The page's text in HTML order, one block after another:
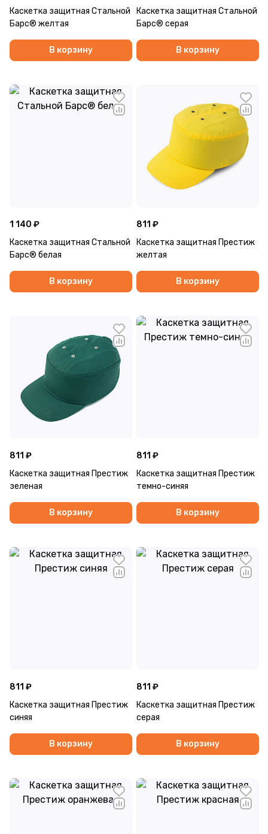
Каскетка защитная Стальной
Барс® желтая
В корзину
Каскетка защитная Стальной
Барс® серая
В корзину
1 140 ₽
Каскетка защитная Стальной
Барс® белая
В корзину
811 ₽
Каскетка защитная Престиж
желтая
В корзину
811 ₽
Каскетка защитная Престиж
зеленая
В корзину
811 ₽
Каскетка защитная Престиж
темно-синяя
В корзину
811 ₽
Каскетка защитная Престиж
синяя
В корзину
811 ₽
Каскетка защитная Престиж
серая
В корзину